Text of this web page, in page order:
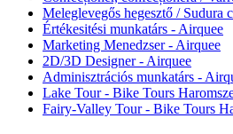
Meleglevegős hegesztő / Sudura
Értékesitési munkatárs - Airquee
Marketing Menedzser - Airquee
2D/3D Designer - Airquee
Adminisztrációs munkatárs -
Lake Tour - Bike Tours
Fairy-Valley Tour - Bike Tours